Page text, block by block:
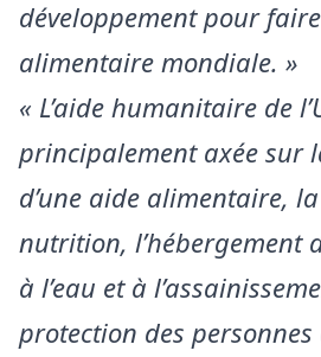
développement pour
alimentaire mondiale. »
« L’aide humanitaire de
principalement axée sur
d’une aide alimentaire,
nutrition, l’hébergement
à l’eau et à
protection des